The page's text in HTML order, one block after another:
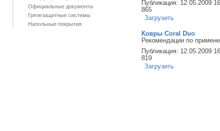
Официальные документы
Грязезащитные системы
Напольные покрытия
Публикация:
865
Загрузить
Ковры Coral Duo
Рекомендации по
Публикация:
819
Загрузить